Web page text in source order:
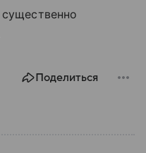
существенно
Поделиться